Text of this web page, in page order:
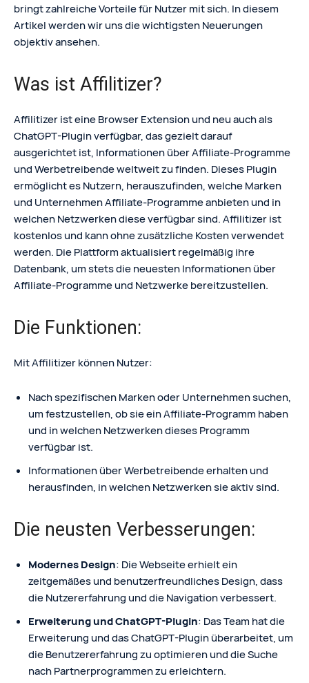
bringt zahlreiche Vorteile für Nutzer mit sich. In diesem
Artikel werden wir uns die wichtigsten Neuerungen
objektiv ansehen.
Was ist Affilitizer?
Affilitizer ist eine Browser Extension und neu auch als
ChatGPT-Plugin verfügbar, das gezielt darauf
ausgerichtet ist, Informationen über Affiliate-Programme
und Werbetreibende weltweit zu finden. Dieses Plugin
ermöglicht es Nutzern, herauszufinden, welche Marken
und Unternehmen Affiliate-Programme anbieten und in
welchen Netzwerken diese verfügbar sind. Affilitizer ist
kostenlos und kann ohne zusätzliche Kosten verwendet
werden. Die Plattform aktualisiert regelmäßig ihre
Datenbank, um stets die neuesten Informationen über
Affiliate-Programme und Netzwerke bereitzustellen.
Die Funktionen:
Mit Affilitizer können Nutzer:
Nach spezifischen Marken oder Unternehmen suchen,
um festzustellen, ob sie ein Affiliate-Programm haben
und in welchen Netzwerken dieses Programm
verfügbar ist.
Informationen über Werbetreibende erhalten und
herausfinden, in welchen Netzwerken sie aktiv sind.
Die neusten Verbesserungen:
Modernes Design: Die Webseite erhielt ein
zeitgemäßes und benutzerfreundliches Design, dass
die Nutzererfahrung und die Navigation verbessert.
Erweiterung und ChatGPT-Plugin: Das Team hat die
Erweiterung und das ChatGPT-Plugin überarbeitet, um
die Benutzererfahrung zu optimieren und die Suche
nach Partnerprogrammen zu erleichtern.